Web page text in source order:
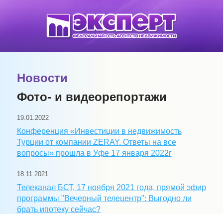
Новости
Фото- и видеорепортажи
19.01.2022
Конференция «Инвестиции в недвижимость
Турции от компании ZERAY. Ответы на все
вопросы» прошла в Уфе 17 января 2022г
18.11.2021
Телеканал БСТ, 17 ноября 2021 года, прямой эфир
программы "Вечерный телецентр": Выгодно ли
брать ипотеку сейчас?